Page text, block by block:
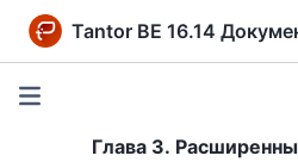
Tantor BE 16.14
Глава 3.